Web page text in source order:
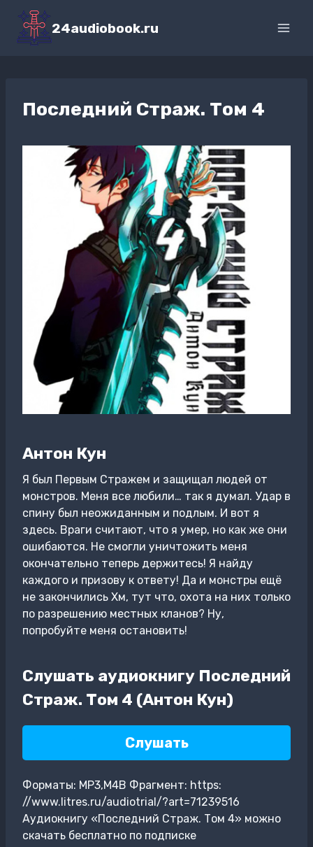
Перейти
содержимому
24audiobook.ru
Последний Страж. Том 4
Антон Кун
Я был Первым Стражем и защищал людей от
монстров. Меня все любили… так я думал. Удар в
спину был неожиданным и подлым. И вот я
здесь. Враги считают, что я умер, но как же они
ошибаются. Не смогли уничтожить меня
окончательно теперь держитесь! Я найду
каждого и призову к ответу! Да и монстры ещё
не закончились Хм, тут что, охота на них только
по разрешению местных кланов? Ну,
попробуйте меня остановить!
Слушать аудиокнигу Последний
Страж. Том 4 (Антон Кун)
Слушать
Форматы: MP3,M4B Фрагмент: https:
//www.litres.ru/audiotrial/?art=71239516
Аудиокнигу «Последний Страж. Том 4» можно
скачать бесплатно по подписке